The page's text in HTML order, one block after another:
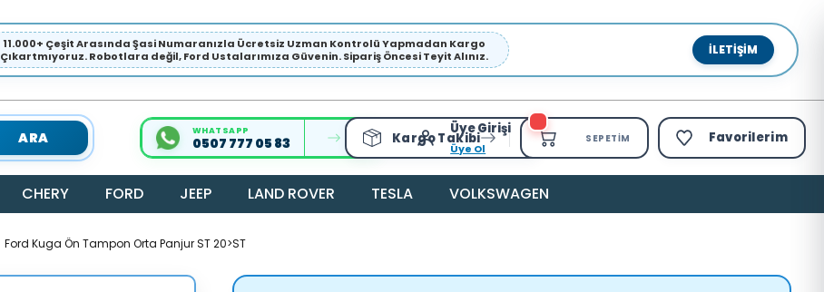
11.000+ Çeşit Arasında Şasi Numaranızla Ücretsiz Uzman Kontrolü Yapmadan Kargo
Çıkartmıyoruz. Robotlara değil, Ford Ustalarımıza Güvenin. Sipariş Öncesi Teyit Alınız.
İLETIŞIM
ARA WHATSAPP
0507 777 05 83 Kargo Takibi
Üye Girişi
Üye Ol
SEPETIM Favorilerim
CHERY FORD JEEP LAND ROVER TESLA VOLKSWAGEN
Ford Kuga Ön Tampon Orta Panjur ST 20>ST